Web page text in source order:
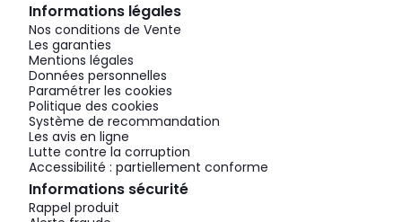
Informations légales
Nos conditions de Vente
Les garanties
Mentions légales
Données personnelles
Paramétrer les cookies
Politique des cookies
Système de recommandation
Les avis en ligne
Lutte contre la corruption
Accessibilité : partiellement conforme
Informations sécurité
Rappel produit